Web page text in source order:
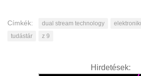
Címkék: dual stream technology
tudástár
z 9
Hirdetések: